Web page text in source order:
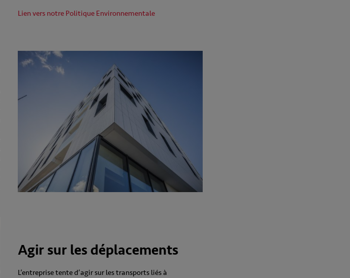
Lien vers notre Politique Environnementale
Agir sur les déplacements
L’entreprise tente d’agir sur les transports liés à